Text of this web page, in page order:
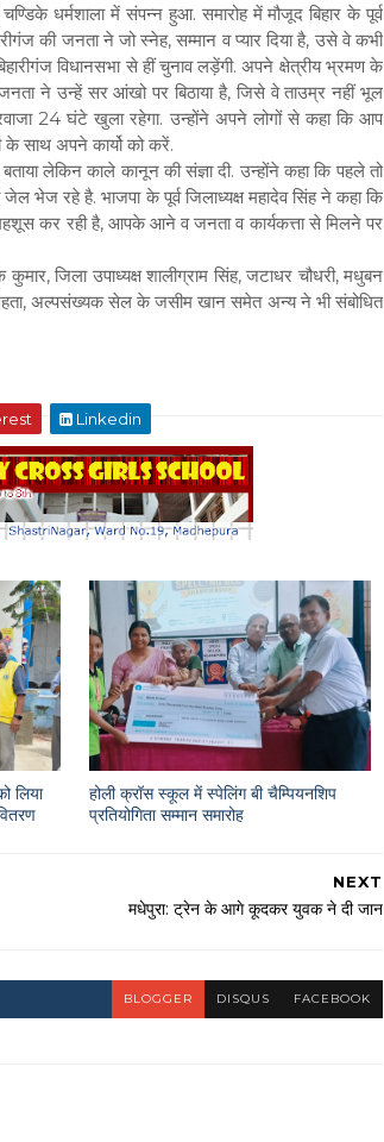
धर्मशाला में संपन्न हुआ. समारोह में मौजूद बिहार के पूर्व
की जनता ने जो स्नेह, सम्मान व प्यार दिया है, उसे वे कभी
विधानसभा से हीं चुनाव लड़ेंगी. अपने क्षेत्रीय भ्रमण के
ने उन्हें सर आंखो पर बिठाया है, जिसे वे ताउम्र नहीं भूल
24 घंटे खुला रहेगा. उन्होंने अपने लोगों से कहा कि आप
साथ अपने कार्यो को करें.
लेकिन काले कानून की संज्ञा दी. उन्होंने कहा कि पहले तो
भेज रहे है. भाजपा के पूर्व जिलाध्यक्ष महादेव सिंह ने कहा कि
महशूस कर रही है, आपके आने व जनता व कार्यकत्ता से मिलने पर
जिला उपाध्यक्ष शालीग्राम सिंह, जटाधर चौधरी, मधुबन
अल्पसंख्यक सेल के जसीम खान समेत अन्य ने भी संबोधित
Linkedin
लिया
होली क्रॉस स्कूल में स्पेलिंग बी चैम्पियनशिप
प्रतियोगिता सम्मान समारोह
NEXT
मधेपुरा: ट्रेन के आगे कूदकर युवक ने दी जान
BLOGGER DISQUS FACEBOOK